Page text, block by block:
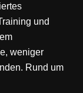
und
weniger
Rund um